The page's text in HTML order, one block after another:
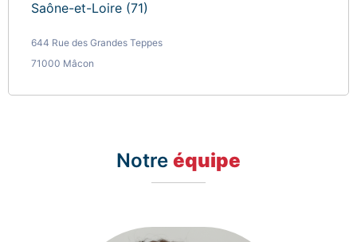
Saône-et-Loire (71)
644 Rue des Grandes Teppes
71000 Mâcon
Notre équipe